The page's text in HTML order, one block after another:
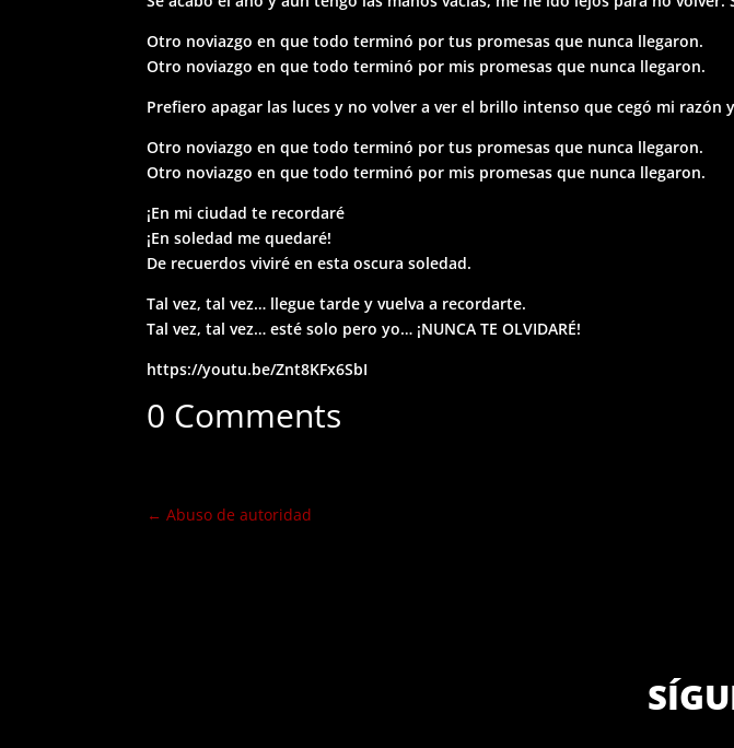
Otro noviazgo en que todo terminó por tus promesas que nunca llegaron.
Otro noviazgo en que todo terminó por mis promesas que nunca llegaron.
Prefiero apagar las luces y no volver a ver el brillo intenso que cegó mi
Otro noviazgo en que todo terminó por tus promesas que nunca llegaron.
Otro noviazgo en que todo terminó por mis promesas que nunca llegaron.
¡En mi ciudad te recordaré
¡En soledad me quedaré!
De recuerdos viviré en esta oscura soledad.
Tal vez, tal vez… llegue tarde y vuelva a recordarte.
Tal vez, tal vez… esté solo pero yo… ¡NUNCA TE OLVIDARÉ!
https://youtu.be/Znt8KFx6SbI
0 Comments
←Abuso de autoridad